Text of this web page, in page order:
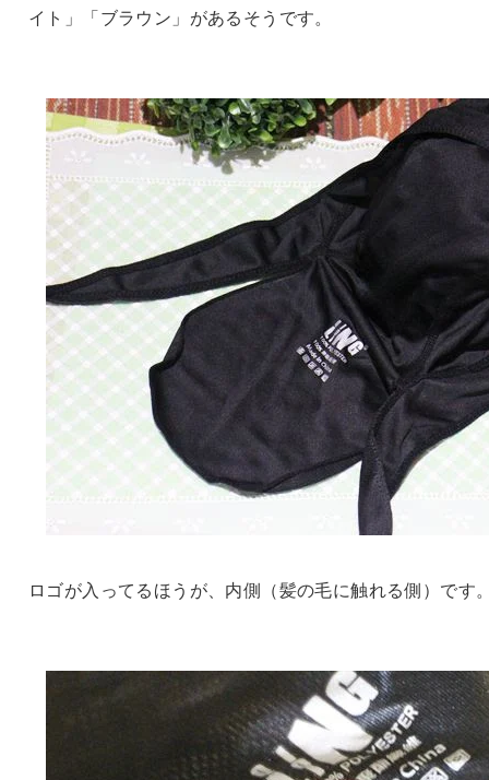
イト」「ブラウン」があるそうです。
ロゴが入ってるほうが、内側（髪の毛に触れる側）です